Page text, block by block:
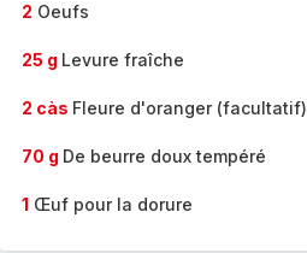
2 Oeufs
25 g Levure fraîche
2 càs Fleure d'oranger (facultatif)
70 g De beurre doux tempéré
1 Œuf pour la dorure